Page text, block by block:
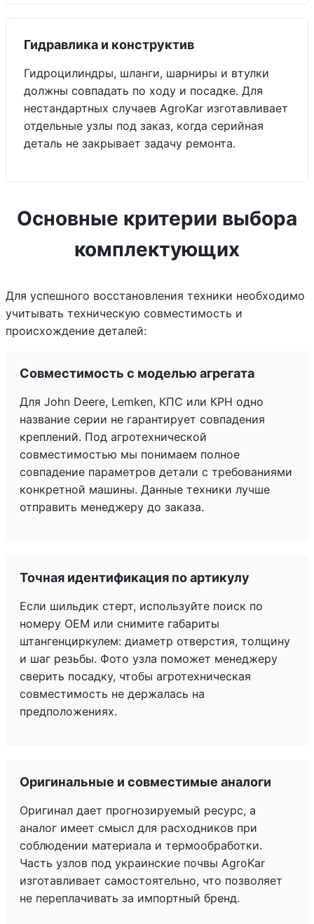
Гидравлика и конструктив
Гидроцилиндры, шланги, шарниры и втулки
должны совпадать по ходу и посадке. Для
нестандартных случаев AgroKar изготавливает
отдельные узлы под заказ, когда серийная
деталь не закрывает задачу ремонта.
Основные критерии выбора
комплектующих
Для успешного восстановления техники необходимо
учитывать техническую совместимость и
происхождение деталей:
Совместимость с моделью агрегата
Для John Deere, Lemken, КПС или КРН одно
название серии не гарантирует совпадения
креплений. Под агротехнической
совместимостью мы понимаем полное
совпадение параметров детали с требованиями
конкретной машины. Данные техники лучше
отправить менеджеру до заказа.
Точная идентификация по артикулу
Если шильдик стерт, используйте поиск по
номеру OEM или снимите габариты
штангенциркулем: диаметр отверстия, толщину
и шаг резьбы. Фото узла поможет менеджеру
сверить посадку, чтобы агротехническая
совместимость не держалась на
предположениях.
Оригинальные и совместимые аналоги
Оригинал дает прогнозируемый ресурс, а
аналог имеет смысл для расходников при
соблюдении материала и термообработки.
Часть узлов под украинские почвы AgroKar
изготавливает самостоятельно, что позволяет
не переплачивать за импортный бренд.